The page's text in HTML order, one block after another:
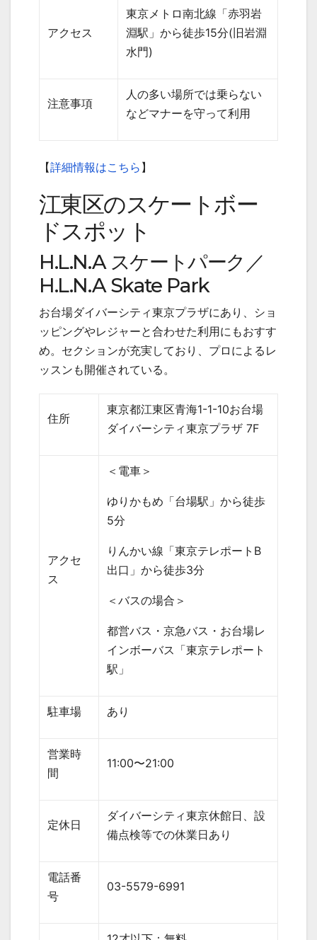
アクセス
東京メトロ南北線「赤羽岩
淵駅」から徒歩15分( 旧岩淵
水門)
注意事項
人の多い場所では乗らない
などマナーを守って利用
【詳細情報はこちら 】
江東区のスケートボー
ドスポット
H.L.N.A スケートパーク／
H.L.N.A Skate Park
お台場ダイバーシティ東京プラザにあり、ショ
ッピングやレジャーと合わせた利用にもおすす
め。セクションが充実しており、プロによるレ
ッスンも開催されている。
住所
東京都江東区青海1-1-10お台場
ダイバーシティ東京プラザ 7F
アクセ
ス
＜電車＞
ゆりかもめ「台場駅」から徒歩
5分
りんかい線「東京テレポート B
出口」から徒歩3分
＜バスの場合＞
都営バス・京急バス・お台場レ
インボーバス「東京テレポート
駅」
駐車場 あり
営業時
間
11:00〜21:00
定休日
ダイバーシティ東京休館日、設
備点検等での休業日あり
電話番
号
03-5579-6991